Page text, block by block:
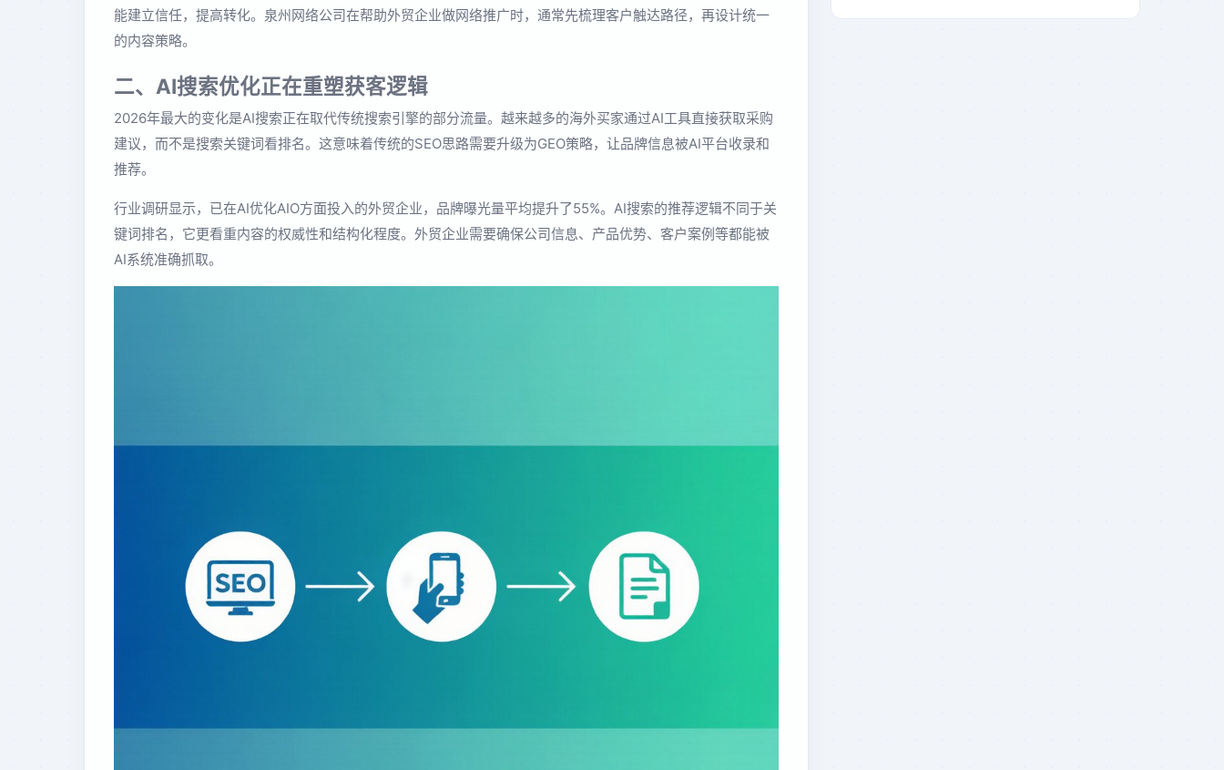
能建立信任，提高转化。泉州网络公司在帮助外贸企业做网络推广时，通常先梳理客户触达路径，再设计统一
的内容策略。
二、AI搜索优化正在重塑获客逻辑
2026年最大的变化是AI搜索正在取代传统搜索引擎的部分流量。越来越多的海外买家通过AI工具直接获取采购
建议，而不是搜索关键词看排名。这意味着传统的SEO思路需要升级为GEO策略，让品牌信息被AI平台收录和
推荐。
行业调研显示，已在AI优化AIO方面投入的外贸企业，品牌曝光量平均提升了55%。AI搜索的推荐逻辑不同于关
键词排名，它更看重内容的权威性和结构化程度。外贸企业需要确保公司信息、产品优势、客户案例等都能被
AI系统准确抓取。